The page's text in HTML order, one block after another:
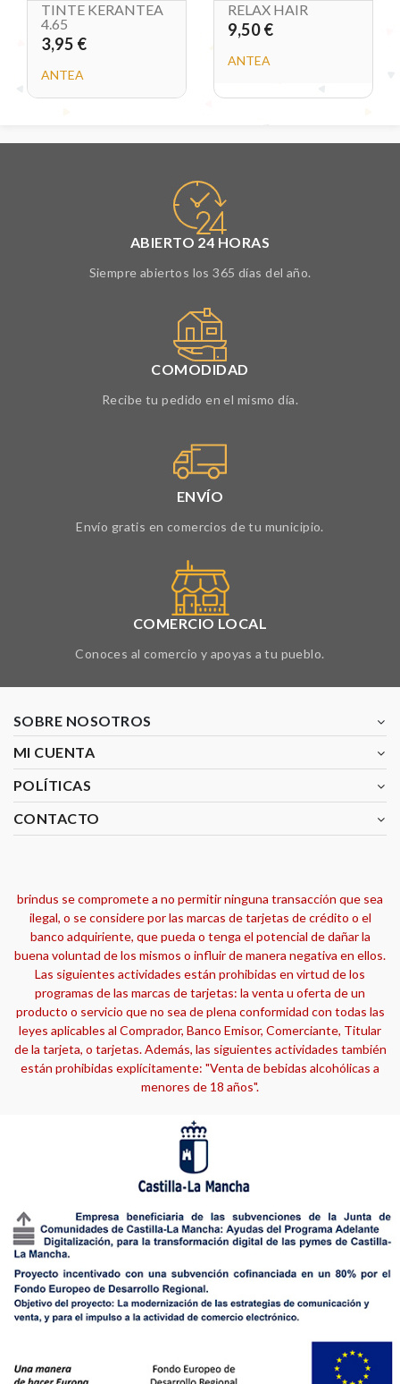
TINTE KERANTEA
4.65
3,95 €
ANTEA
RELAX HAIR
9,50 €
ANTEA
ABIERTO 24 HORAS
Siempre abiertos los 365 días del año.
COMODIDAD
Recibe tu pedido en el mismo día.
ENVÍO
Envío gratis en comercios de tu municipio.
COMERCIO LOCAL
Conoces al comercio y apoyas a tu pueblo.
SOBRE NOSOTROS
MI CUENTA
POLÍTICAS
CONTACTO
brindus se compromete a no permitir ninguna transacción que sea
ilegal, o se considere por las marcas de tarjetas de crédito o el
banco adquiriente, que pueda o tenga el potencial de dañar la
buena voluntad de los mismos o influir de manera negativa en ellos.
Las siguientes actividades están prohibidas en virtud de los
programas de las marcas de tarjetas: la venta u oferta de un
producto o servicio que no sea de plena conformidad con todas las
leyes aplicables al Comprador, Banco Emisor, Comerciante, Titular
de la tarjeta, o tarjetas. Además, las siguientes actividades también
están prohibidas explícitamente: "Venta de bebidas alcohólicas a
menores de 18 años".